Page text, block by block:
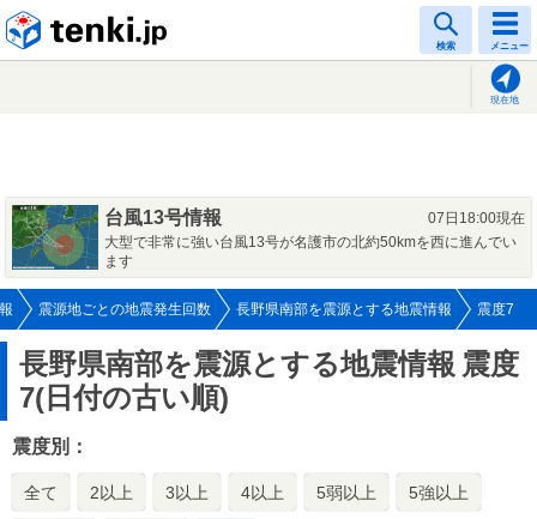
検索 メニュー
現在地
台風13号情報
07日18:00現在
大型で非常に強い台風13号が名護市の北約50kmを西に進んでい
ます
震源地ごとの地震発生回数 長野県南部を震源とする地震情報 震度7
長野県南部を震源とする地震情報 震度
7(日付の古い順)
震度別：
全て 2以上 3以上 4以上 5弱以上 5強以上